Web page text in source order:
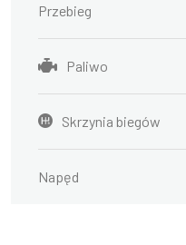
Przebieg
Paliwo
Skrzynia biegów
Napęd